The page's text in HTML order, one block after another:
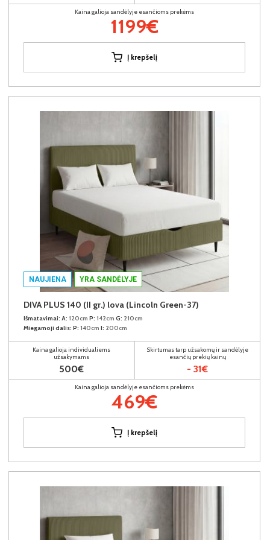
Kaina galioja sandėlyje esančioms prekėms
1199€
Į krepšelį
NAUJIENA YRA SANDĖLYJE
DIVA PLUS 140 (II gr.) lova (Lincoln Green-37)
Išmatavimai: A: 120cm P: 142cm G: 210cm
Miegamoji dalis: P: 140cm I: 200cm
Kaina galioja individualiems
užsakymams
500€
Skirtumas tarp užsakomų ir sandėlyje
esančių prekių kainų
- 31€
Kaina galioja sandėlyje esančioms prekėms
469€
Į krepšelį